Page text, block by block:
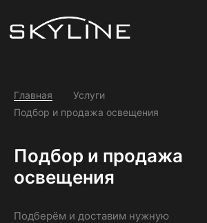
code
Главная
Услуги
Подбор и продажа освещения
Подбор и продажа
освещения
Подберём и доставим нужную